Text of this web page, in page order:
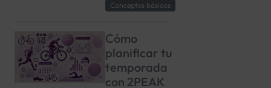
Conceptos básicos
Cómo
planificar tu
temporada
con 2PEAK